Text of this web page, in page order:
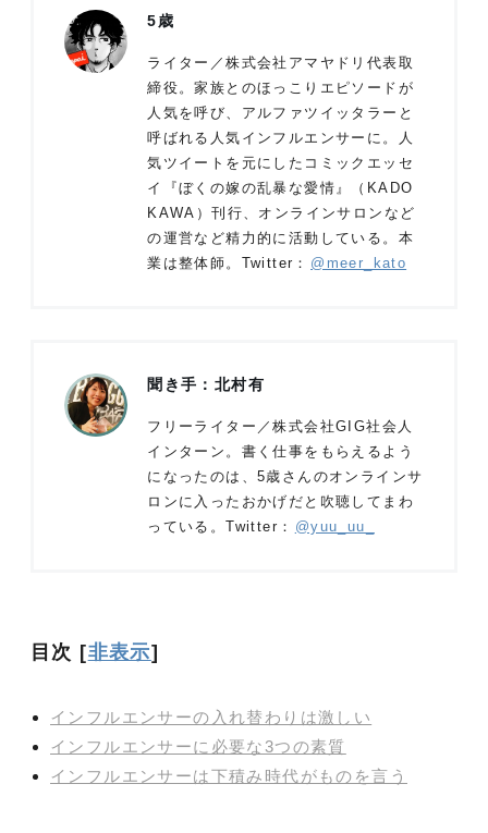
5歳
ライター／株式会社アマヤドリ代表取
締役。家族とのほっこりエピソードが
人気を呼び、アルファツイッタラーと
呼ばれる人気インフルエンサーに。人
気ツイートを元にしたコミックエッセ
イ『ぼくの嫁の乱暴な愛情』（KADO
KAWA）刊行、オンラインサロンなど
の運営など精力的に活動している。本
業は整体師。Twitter： @meer_kato
聞き手：北村有
フリーライター／株式会社GIG社会人
インターン。書く仕事をもらえるよう
になったのは、5歳さんのオンラインサ
ロンに入ったおかげだと吹聴してまわ
っている。Twitter： @yuu_uu_
目次 [非表示]
インフルエンサーの入れ替わりは激しい
インフルエンサーに必要な3つの素質
インフルエンサーは下積み時代がものを言う